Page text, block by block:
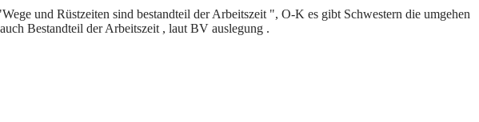
und Rüstzeiten sind bestandteil der Arbeitszeit ", O-K es gibt Schwestern die umgehen
Bestandteil der Arbeitszeit , laut BV auslegung .